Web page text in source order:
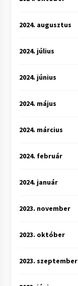
2024. augusztus
2024. július
2024. június
2024. május
2024. március
2024. február
2024. január
2023. november
2023. október
2023. szeptember